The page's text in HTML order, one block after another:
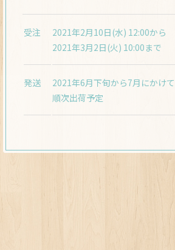
受注
2021年2月10日(水) 12:00から
2021年3月2日(火) 10:00まで
発送
2021年6月下旬から7月にかけて
順次出荷予定